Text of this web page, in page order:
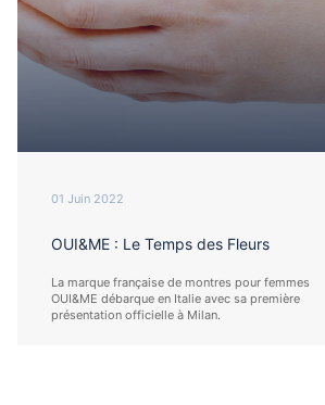
01 Juin 2022
OUI&ME : Le Temps des Fleurs
La marque française de montres pour femmes
OUI&ME débarque en Italie avec sa première
présentation officielle à Milan.